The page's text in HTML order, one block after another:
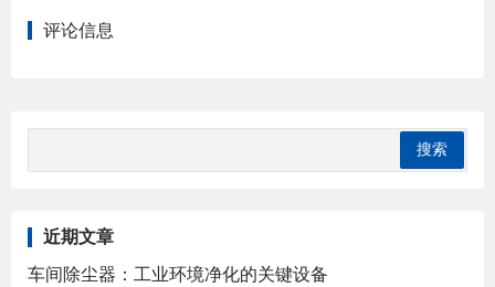
评论信息
近期文章
车间除尘器：工业环境净化的关键设备